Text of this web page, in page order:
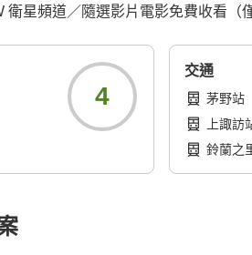
衛星頻道／隨選影片電影免費收看（
4
交通
茅野站
上諏訪
鈴蘭之